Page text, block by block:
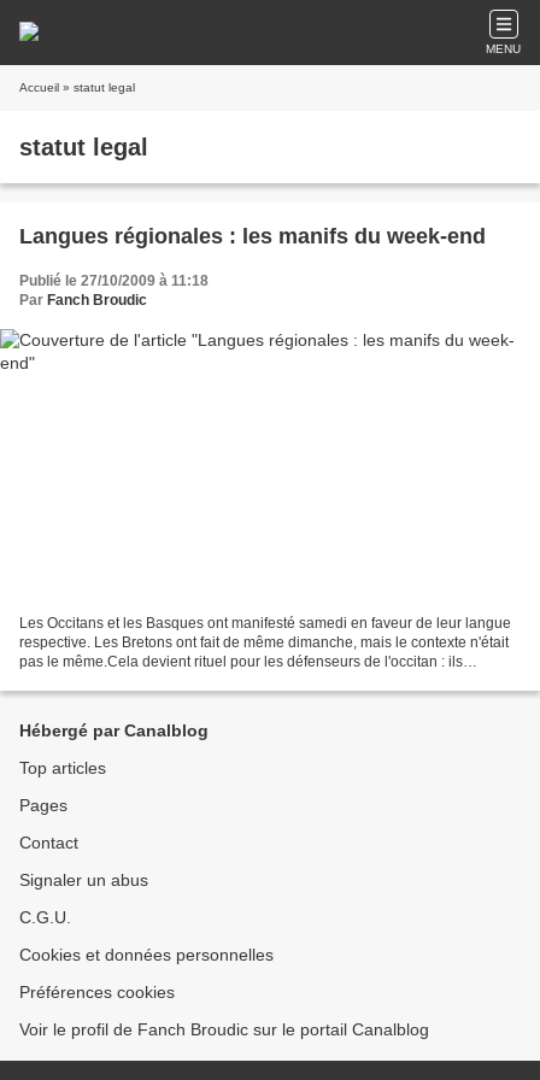
MENU
Accueil » statut legal
statut legal
Langues régionales : les manifs du week-end
Publié le 27/10/2009 à 11:18
Par Fanch Broudic
Les Occitans et les Basques ont manifesté samedi en faveur de leur langue
respective. Les Bretons ont fait de même dimanche, mais le contexte n'était
pas le même.Cela devient rituel pour les défenseurs de l'occitan : ils
Hébergé par Canalblog
Top articles
Pages
Contact
Signaler un abus
C.G.U.
Cookies et données personnelles
Préférences cookies
Voir le profil de Fanch Broudic sur le portail Canalblog